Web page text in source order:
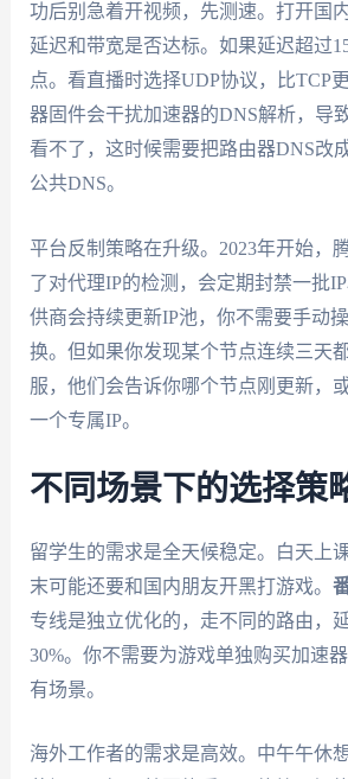
功后别急着开视频，先测速。打开国
延迟和带宽是否达标。如果延迟超过
点。看直播时选择UDP协议，比TCP
器固件会干扰加速器的DNS解析，导
看不了，这时候需要把路由器DNS改
公共DNS。
平台反制策略在升级。2023年开始，
了对代理IP的检测，会定期封禁一批
供商会持续更新IP池，你不需要手动
换。但如果你发现某个节点连续三天
服，他们会告诉你哪个节点刚更新，
一个专属IP。
不同场景下的选择策
留学生的需求是全天候稳定。白天上
末可能还要和国内朋友开黑打游戏。
专线是独立优化的，走不同的路由，
30%。你不需要为游戏单独购买加速
有场景。
海外工作者的需求是高效。中午午休